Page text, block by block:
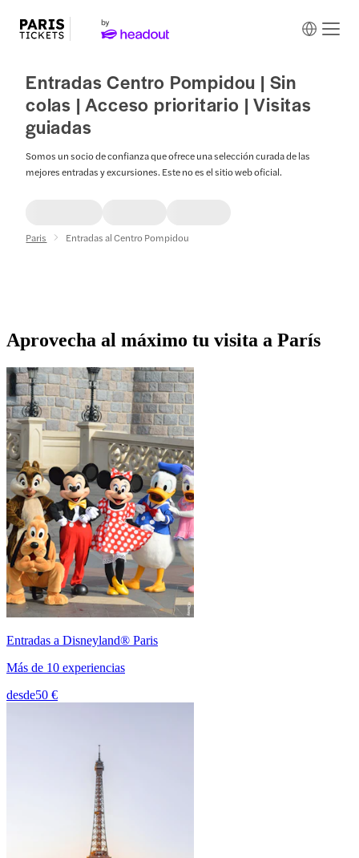
Entradas Centro Pompidou | Sin
colas | Acceso prioritario | Visitas
guiadas
Somos un socio de confianza que ofrece una selección curada de las
mejores entradas y excursiones. Este no es el sitio web oficial.
Paris Entradas al Centro Pompidou
Aprovecha al máximo tu visita a París
Entradas a Disneyland® Paris
Más de 10 experiencias
desde50 €